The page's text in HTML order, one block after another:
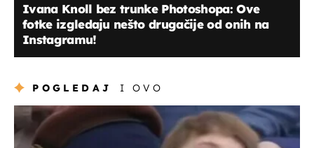
Ivana Knoll bez trunke Photoshopa: Ove
fotke izgledaju nešto drugačije od onih na
Instagramu!
POGLEDAJ I OVO